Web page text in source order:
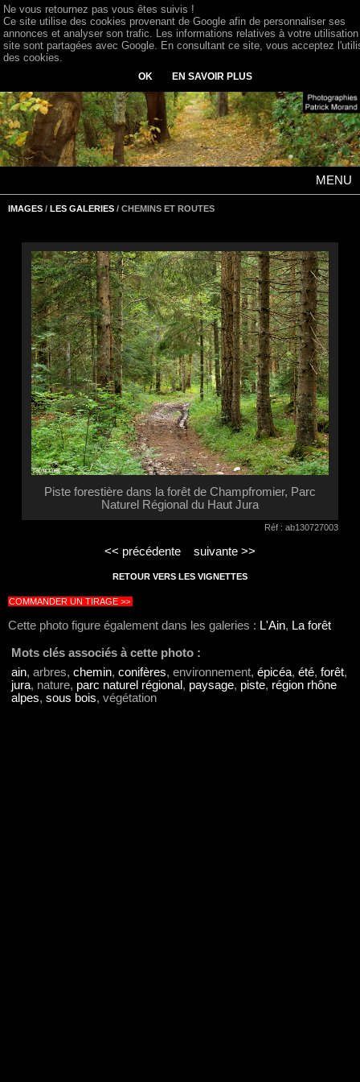
MENU
IMAGES / LES GALERIES / CHEMINS ET ROUTES
Piste forestière dans la forêt de Champfromier, Parc
Naturel Régional du Haut Jura
Réf : ab130727003
<< précédente suivante >>
RETOUR VERS LES VIGNETTES
COMMANDER UN TIRAGE >>
Cette photo figure également dans les galeries : L'Ain, La forêt
Mots clés associés à cette photo :
ain, arbres, chemin, conifères, environnement, épicéa, été, forêt,
jura, nature, parc naturel régional, paysage, piste, région rhône
alpes, sous bois, végétation
Ne vous retournez pas vous êtes suivis !
Ce site utilise des cookies provenant de Google afin de personnaliser ses
annonces et analyser son trafic. Les informations relatives à votre
site sont partagées avec Google. En consultant ce site, vous acceptez
des cookies.
OK EN SAVOIR PLUS